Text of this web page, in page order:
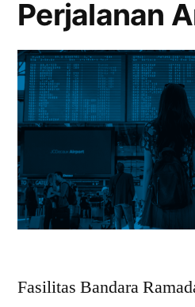
Perjalanan
Fasilitas Bandara